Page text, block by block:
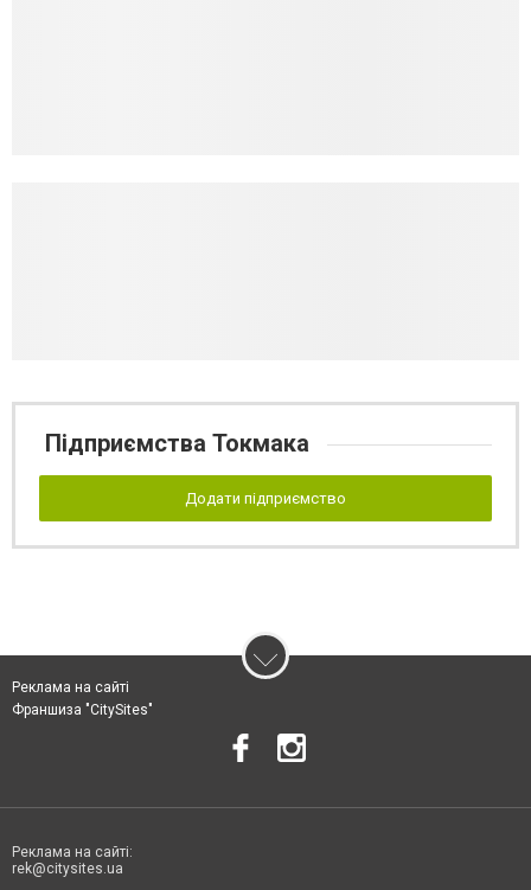
Підприємства Токмака
Додати підприємство
Реклама на сайті
Франшиза "CitySites"
Реклама на сайті:
rek@citysites.ua